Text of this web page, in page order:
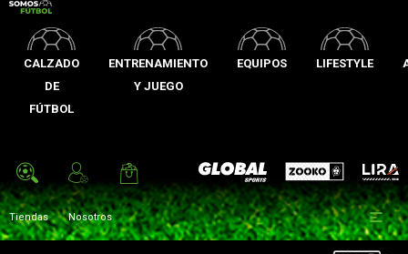
CALZADO
DE
FÚTBOL
ENTRENAMIENTO
Y JUEGO
EQUIPOS LIFESTYLE
Global Sports Zooko Lira
Tiendas Nosotros 